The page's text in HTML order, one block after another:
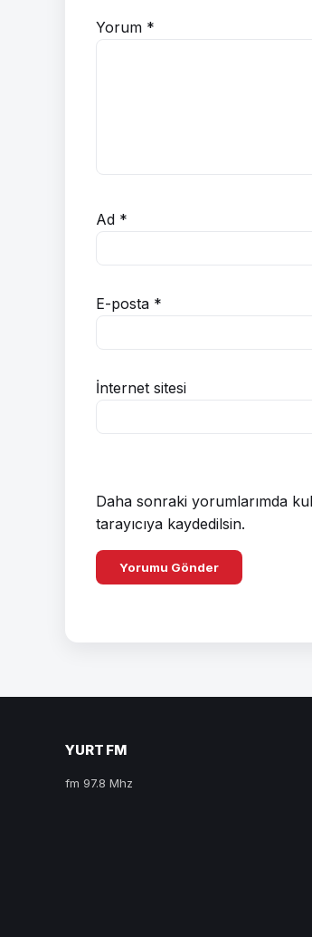
Yorum *
Ad *
E-posta *
İnternet sitesi
Daha sonraki yorumlarımda
tarayıcıya kaydedilsin.
YURT FM
fm 97.8 Mhz